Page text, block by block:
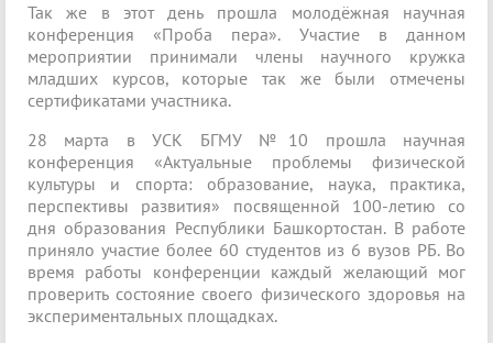
Так же в этот день прошла молодёжная научная
конференция «Проба пера». Участие в данном
мероприятии принимали члены научного кружка
младших курсов, которые так же были отмечены
сертификатами участника.
28 марта в УСК БГМУ №10 прошла научная
конференция «Актуальные проблемы физической
культуры и спорта: образование, наука, практика,
перспективы развития» посвященной 100-летию со
дня образования Республики Башкортостан. В работе
приняло участие более 60 студентов из 6 вузов РБ. Во
время работы конференции каждый желающий мог
проверить состояние своего физического здоровья на
экспериментальных площадках.